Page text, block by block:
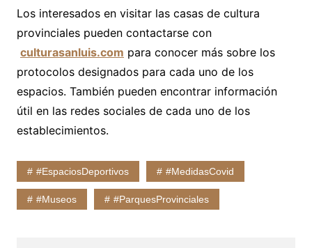
Los interesados en visitar las casas de cultura
provinciales pueden contactarse con
culturasanluis.com para conocer más sobre los
protocolos designados para cada uno de los
espacios. También pueden encontrar información
útil en las redes sociales de cada uno de los
establecimientos.
#EspaciosDeportivos #MedidasCovid
#Museos #ParquesProvinciales